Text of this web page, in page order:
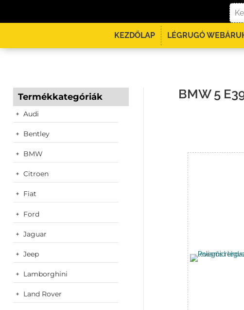
KEZDŐLAP LÉGRUGÓ
Termékkategóriák
Audi
Bentley
BMW
Citroen
Fiat
Ford
Jaguar
Jeep
Lamborghini
Land Rover
BMW 5